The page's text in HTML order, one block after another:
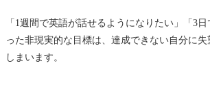
「1週間で英語が話せるようになりたい」「3
った非現実的な目標は、達成できない自分に
しまいます。